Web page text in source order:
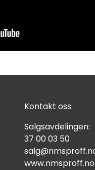
Kontakt oss:
Salgsavdelingen:
37 00 03 50
www.nmsproff.no